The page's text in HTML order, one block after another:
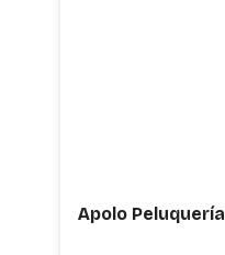
Apolo Peluquería